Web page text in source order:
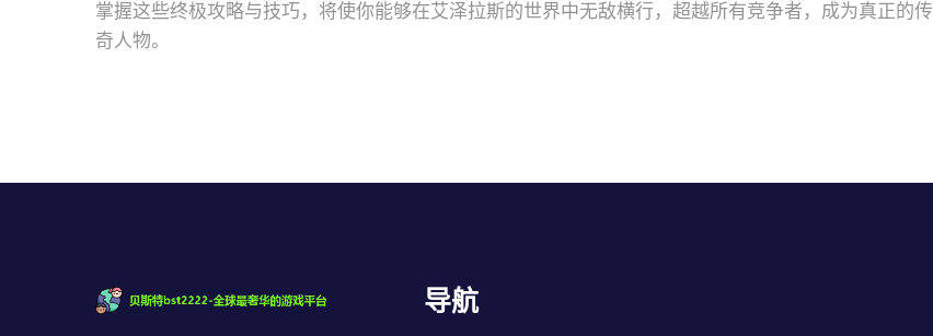
掌握这些终极攻略与技巧，将使你能够在艾泽拉斯的世界中无敌横行，超越所有竞争者，成为真正的传
奇人物。
导航